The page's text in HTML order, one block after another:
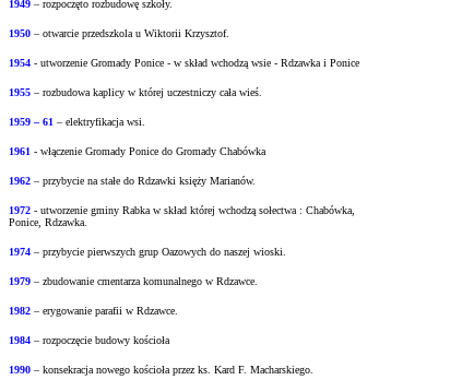
1949 – rozpoczęto rozbudowę szkoły.
1950 – otwarcie przedszkola u Wiktorii Krzysztof.
1954 - utworzenie Gromady Ponice - w skład wchodzą wsie - Rdzawka i Ponice
1955 – rozbudowa kaplicy w której uczestniczy cała wieś.
1959 – 61 – elektryfikacja wsi.
1961 - włączenie Gromady Ponice do Gromady Chabówka
1962 – przybycie na stałe do Rdzawki księży Marianów.
1972 - utworzenie gminy Rabka w skład której wchodzą sołectwa : Chabówka,
Ponice, Rdzawka.
1974 – przybycie pierwszych grup Oazowych do naszej wioski.
1979 – zbudowanie cmentarza komunalnego w Rdzawce.
1982 – erygowanie parafii w Rdzawce.
1984 – rozpoczęcie budowy kościoła
1990 – konsekracja nowego kościoła przez ks. Kard F. Macharskiego.